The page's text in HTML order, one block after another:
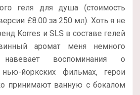
геля для душа (стоимость
£8.00 за 250 мл). Хоть я не
Korres и SLS в составе гелей
аромат меня немного
воспоминания о
нью-йоркских фильмах, герои
принимают ванную с бокалом